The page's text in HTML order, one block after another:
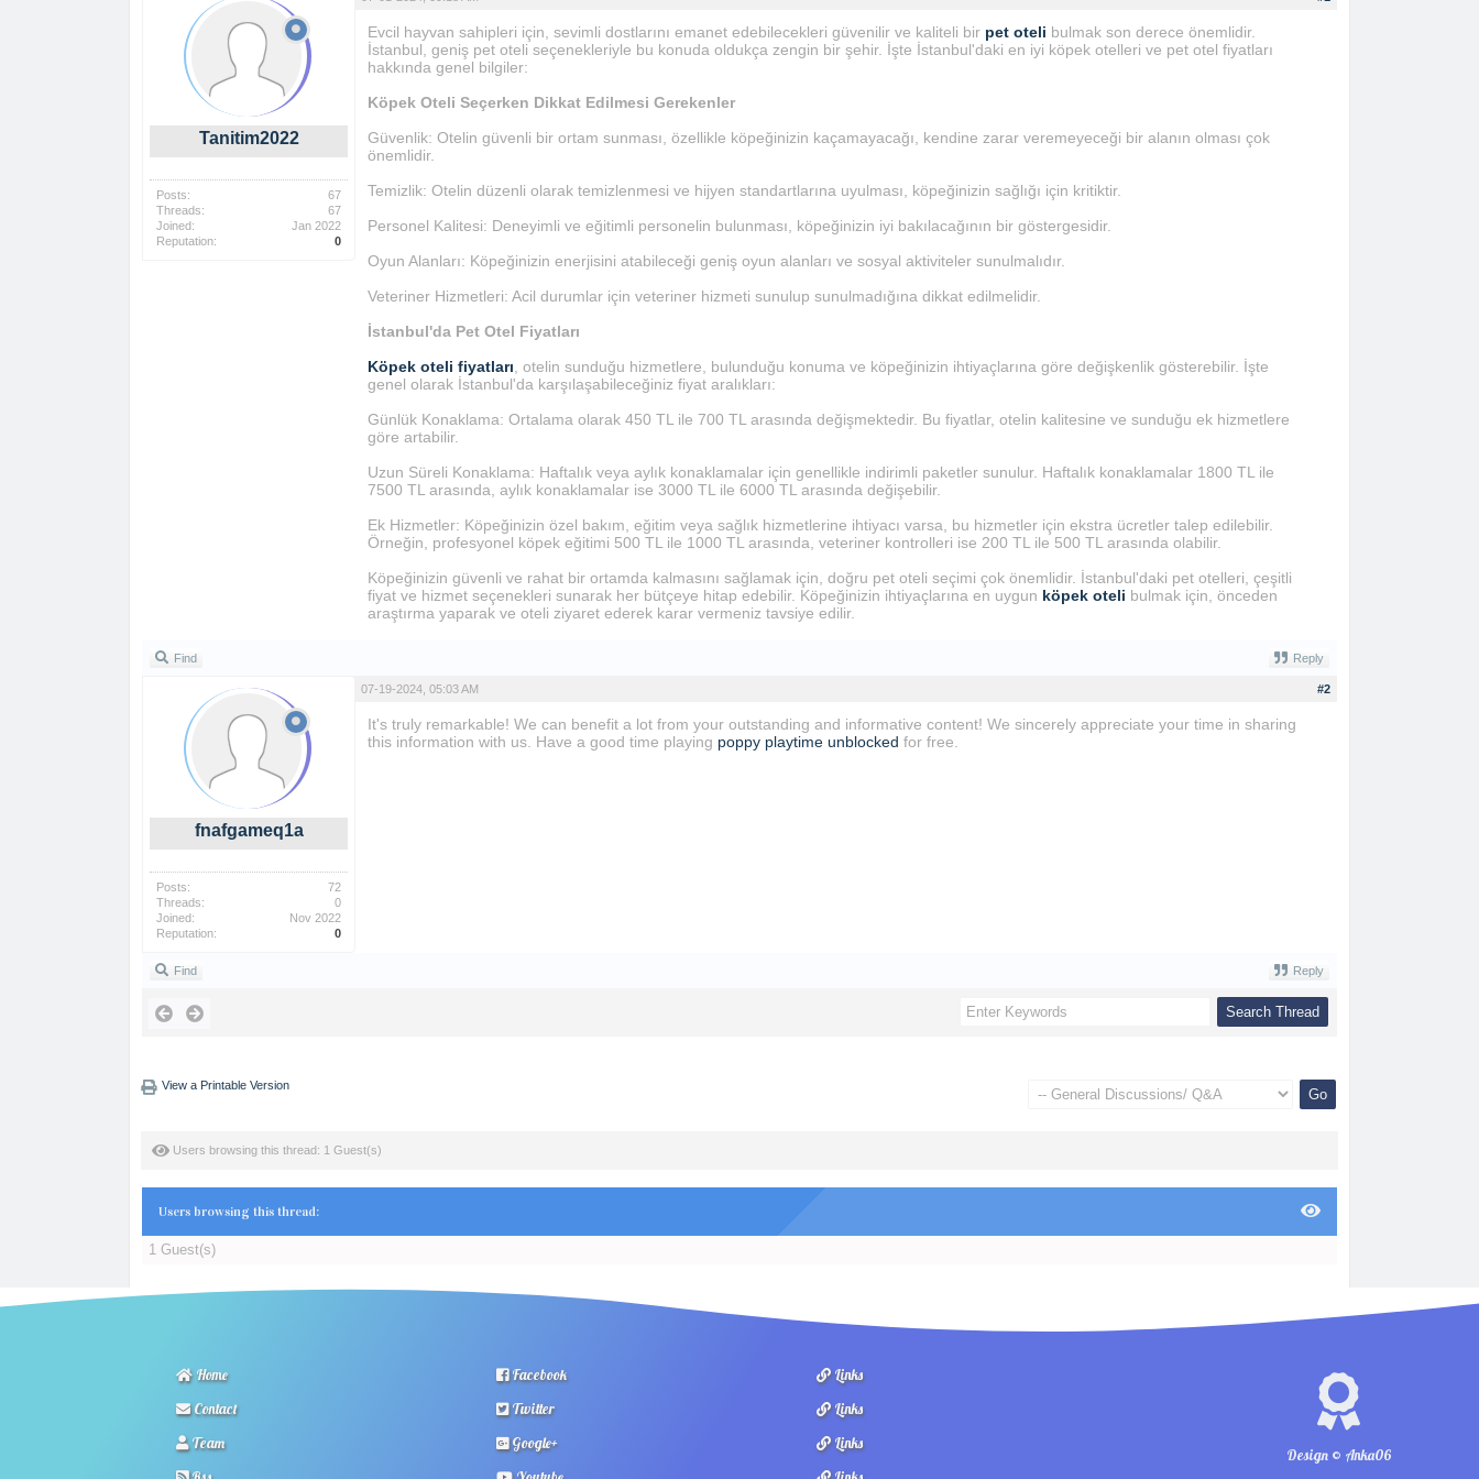
Tanitim2022
Posts:
67
Threads:
67
Joined:
Jan 2022
Reputation:
0
Evcil hayvan sahipleri için, sevimli dostlarını emanet edebilecekleri güvenilir ve kaliteli bir pet oteli bulmak son derece önemlidir.
İstanbul, geniş pet oteli seçenekleriyle bu konuda oldukça zengin bir şehir. İşte İstanbul'daki en iyi köpek otelleri ve pet otel fiyatları
hakkında genel bilgiler:
Köpek Oteli Seçerken Dikkat Edilmesi Gerekenler
Güvenlik: Otelin güvenli bir ortam sunması, özellikle köpeğinizin kaçamayacağı, kendine zarar veremeyeceği bir alanın olması çok
önemlidir.
Temizlik: Otelin düzenli olarak temizlenmesi ve hijyen standartlarına uyulması, köpeğinizin sağlığı için kritiktir.
Personel Kalitesi: Deneyimli ve eğitimli personelin bulunması, köpeğinizin iyi bakılacağının bir göstergesidir.
Oyun Alanları: Köpeğinizin enerjisini atabileceği geniş oyun alanları ve sosyal aktiviteler sunulmalıdır.
Veteriner Hizmetleri: Acil durumlar için veteriner hizmeti sunulup sunulmadığına dikkat edilmelidir.
İstanbul'da Pet Otel Fiyatları
Köpek oteli fiyatları , otelin sunduğu hizmetlere, bulunduğu konuma ve köpeğinizin ihtiyaçlarına göre değişkenlik gösterebilir. İşte
genel olarak İstanbul'da karşılaşabileceğiniz fiyat aralıkları:
Günlük Konaklama: Ortalama olarak 450 TL ile 700 TL arasında değişmektedir. Bu fiyatlar, otelin kalitesine ve sunduğu ek hizmetlere
göre artabilir.
Uzun Süreli Konaklama: Haftalık veya aylık konaklamalar için genellikle indirimli paketler sunulur. Haftalık konaklamalar 1800 TL ile
7500 TL arasında, aylık konaklamalar ise 3000 TL ile 6000 TL arasında değişebilir.
Ek Hizmetler: Köpeğinizin özel bakım, eğitim veya sağlık hizmetlerine ihtiyacı varsa, bu hizmetler için ekstra ücretler talep edilebilir.
Örneğin, profesyonel köpek eğitimi 500 TL ile 1000 TL arasında, veteriner kontrolleri ise 200 TL ile 500 TL arasında olabilir.
Köpeğinizin güvenli ve rahat bir ortamda kalmasını sağlamak için, doğru pet oteli seçimi çok önemlidir. İstanbul'daki pet otelleri, çeşitli
fiyat ve hizmet seçenekleri sunarak her bütçeye hitap edebilir. Köpeğinizin ihtiyaçlarına en uygun köpek oteli bulmak için, önceden
araştırma yaparak ve oteli ziyaret ederek karar vermeniz tavsiye edilir.
Find Reply
fnafgameq1a
Posts:
72
Threads:
0
Joined:
Nov 2022
Reputation:
0
#2
07-19-2024, 05:03 AM
It's truly remarkable! We can benefit a lot from your outstanding and informative content! We sincerely appreciate your time in sharing
this information with us. Have a good time playing poppy playtime unblocked for free.
Find Reply
View a Printable Version
Users browsing this thread: 1 Guest(s)
Users browsing this thread:
1 Guest(s)
Home
Contact
Team
Facebook
Twitter
Google+
Design © Anka06
Links
Links
Links